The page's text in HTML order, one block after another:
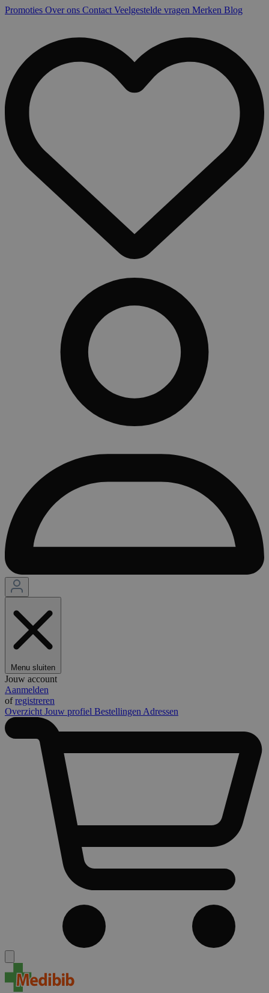
Promoties Over ons Contact Veelgestelde vragen Merken Blog
Menu sluiten
Jouw account
Aanmelden
ofregistreren
Overzicht Jouw profiel Bestellingen Adressen